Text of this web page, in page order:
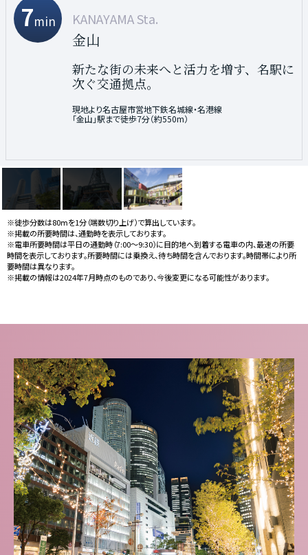
3min NAGOYA Sta.
名駅
名古屋の玄関口として、アクセスの起点
となるビッグターミナル。
JR中央本線「金山」駅から「名古屋」駅へ3分
6min SAKAE Sta.
栄
お買い物から遊び場まで、あらゆる魅
力を詰め込んだ、
名古屋市営地下鉄名城線「東別院」駅から
7min KANAYAMA Sta.
金山
新たな街の未来へと活力を増す、名駅に
次ぐ交通拠点。
現地より名古屋市営地下鉄名城線・名港線
「金山」駅まで徒歩7分（約550m）
※徒歩分数は80ⅿを1分（端数切り上げ）で算出しています。
※掲載の所要時間は、通勤時を表示しております。
※電車所要時間は平日の通勤時（7:00〜9:30）に目的地へ到着する電車の内、最速の所要
時間を表示しております。所要時間には乗換え、待ち時間を含んでおります。時間帯により所
要時間は異なります。
※掲載の情報は2024年7月時点のものであり、今後変更になる可能性があります。